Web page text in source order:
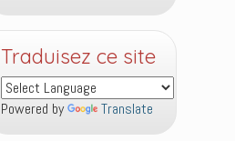
Traduisez ce site
Powered by Translate